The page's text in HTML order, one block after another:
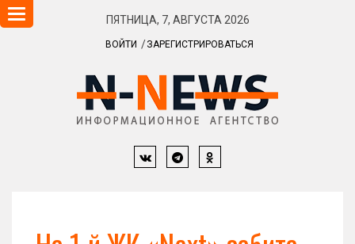
ПЯТНИЦА, 7, АВГУСТА 2026
ВОЙТИ ЗАРЕГИСТРИРОВАТЬСЯ
Навигация